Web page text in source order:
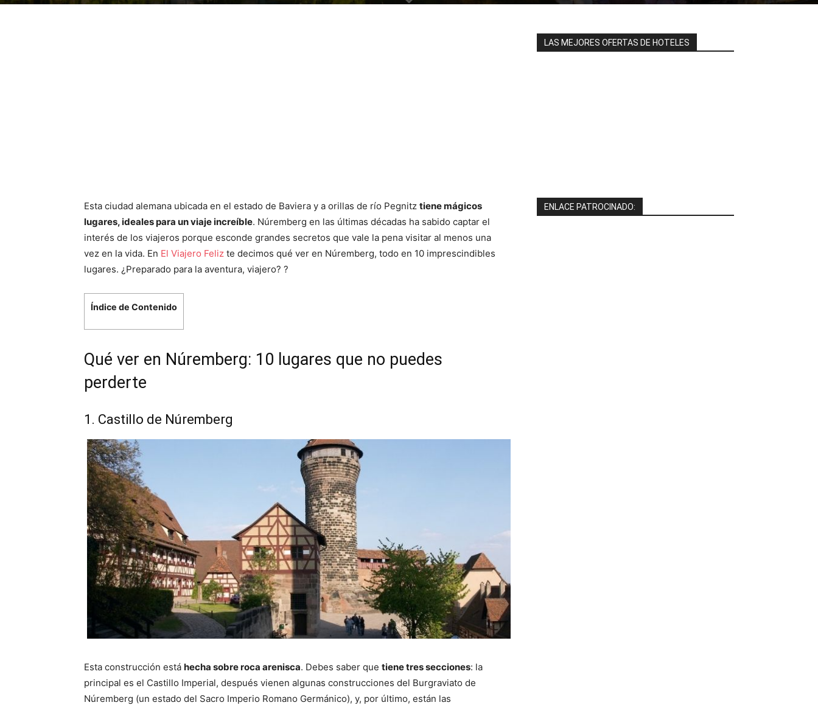
Esta ciudad alemana ubicada en el estado de Baviera y a orillas de río Pegnitz tiene mágicos
lugares, ideales para un viaje increíble. Núremberg en las últimas décadas ha sabido captar el
interés de los viajeros porque esconde grandes secretos que vale la pena visitar al menos una
vez en la vida. En El Viajero Feliz te decimos qué ver en Núremberg, todo en 10 imprescindibles
lugares. ¿Preparado para la aventura, viajero? ?
Índice de Contenido
Qué ver en Núremberg: 10 lugares que no puedes
perderte
1. Castillo de Núremberg
Esta construcción está hecha sobre roca arenisca. Debes saber que tiene tres secciones: la
principal es el Castillo Imperial, después vienen algunas construcciones del Burgraviato de
Núremberg (un estado del Sacro Imperio Romano Germánico), y, por último, están las
LAS MEJORES OFERTAS DE HOTELES
ENLACE PATROCINADO: